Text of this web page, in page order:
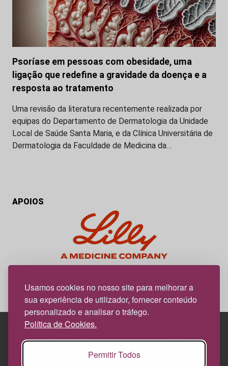
Usamos cookies no nosso site para melhorar a
sua experiência de utilizador, fornecer conteúdo
personalizado e analisar o tráfego.
Política de Cookies.
Permitir Todos
Psoríase em pessoas com obesidade, uma
ligação que redefine a gravidade da doença e a
resposta ao tratamento
Uma revisão da literatura recentemente realizada por
equipas do Departamento de Dermatologia da Unidade
Local de Saúde Santa Maria, e da Clínica Universitária de
Dermatologia da Faculdade de Medicina da…
APOIOS
News Farma, possível com o apoio da Lilly.
Edif. Lisboa Oriente | Av. Infante D. Henrique, n.º 333H, esc.